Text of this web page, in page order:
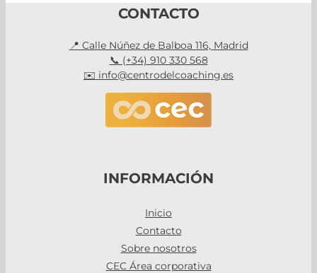
CONTACTO
📍 Calle Núñez de Balboa 116, Madrid
📞 (+34) 910 330 568
✉️ info@centrodelcoaching.es
INFORMACIÓN
Inicio
Contacto
Sobre nosotros
CEC Área corporativa